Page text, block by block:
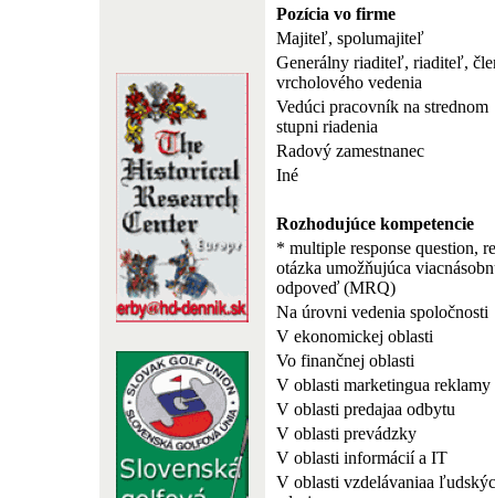
Pozícia vo firme
Majiteľ, spolumajiteľ
Generálny riaditeľ, riaditeľ,
vrcholového vedenia
Vedúci pracovník na strednom
stupni riadenia
Radový zamestnanec
Iné
Rozhodujúce kompetencie
* multiple response question,
otázka umožňujúca
odpoveď (MRQ)
Na úrovni vedenia spoločnosti
V ekonomickej oblasti
Vo finančnej oblasti
V oblasti marketingua reklamy
V oblasti predajaa odbytu
V oblasti prevádzky
V oblasti informácií a IT
V oblasti vzdelávaniaa